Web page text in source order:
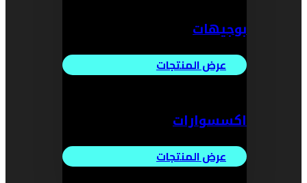
بوجيهات
عرض المنتجات
اكسسوارات
عرض المنتجات